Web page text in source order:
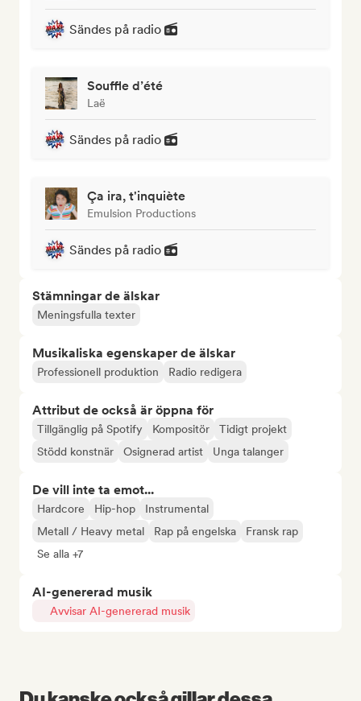
Sändes på radio
Souffle d’été
Laë
Sändes på radio
Ça ira, t'inquiète
Emulsion Productions
Sändes på radio
Stämningar de älskar
Meningsfulla texter
Musikaliska egenskaper de älskar
Professionell produktion Radio redigera
Attribut de också är öppna för
Tillgänglig på Spotify Kompositör
Tidigt projekt
Stödd konstnär
Osignerad artist Unga talanger
De vill inte ta emot...
Hardcore Hip-hop
Instrumental
Metall / Heavy metal
Rap på engelska
Fransk rap
Se alla +7
AI-genererad musik
Avvisar AI-genererad musik